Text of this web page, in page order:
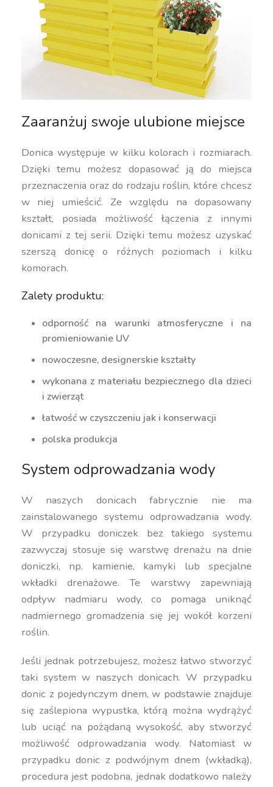
Zaaranżuj swoje ulubione miejsce
Donica występuje w kilku kolorach i rozmiarach.
Dzięki temu możesz dopasować ją do miejsca
przeznaczenia oraz do rodzaju roślin, które chcesz
w niej umieścić. Ze względu na dopasowany
kształt, posiada możliwość łączenia z innymi
donicami z tej serii. Dzięki temu możesz uzyskać
szerszą donicę o różnych poziomach i kilku
komorach.
Zalety produktu:
odporność na warunki atmosferyczne i na
promieniowanie UV
nowoczesne, designerskie kształty
wykonana z materiału bezpiecznego dla dzieci
i zwierząt
łatwość w czyszczeniu jak i konserwacji
polska produkcja
System odprowadzania wody
W naszych donicach fabrycznie nie ma
zainstalowanego systemu odprowadzania wody.
W przypadku doniczek bez takiego systemu
zazwyczaj stosuje się warstwę drenażu na dnie
doniczki, np. kamienie, kamyki lub specjalne
wkładki drenażowe. Te warstwy zapewniają
odpływ nadmiaru wody, co pomaga uniknąć
nadmiernego gromadzenia się jej wokół korzeni
roślin.
Jeśli jednak potrzebujesz, możesz łatwo stworzyć
taki system w naszych donicach. W przypadku
donic z pojedynczym dnem, w podstawie znajduje
się zaślepiona wypustka, którą można wydrążyć
lub uciąć na pożądaną wysokość, aby stworzyć
możliwość odprowadzania wody. Natomiast w
przypadku donic z podwójnym dnem (wkładką),
procedura jest podobna, jednak dodatkowo należy